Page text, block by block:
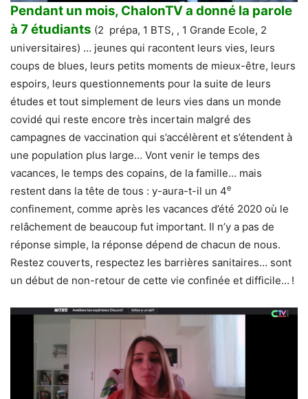
Pendant un mois, ChalonTV a donné la parole
à 7 étudiants (2 prépa, 1 BTS, , 1 Grande Ecole, 2
universitaires) … jeunes qui racontent leurs vies, leurs
coups de blues, leurs petits moments de mieux-être, leurs
espoirs, leurs questionnements pour la suite de leurs
études et tout simplement de leurs vies dans un monde
covidé qui reste encore très incertain malgré des
campagnes de vaccination qui s’accélèrent et s’étendent à
une population plus large… Vont venir le temps des
vacances, le temps des copains, de la famille… mais
restent dans la tête de tous : y-aura-t-il un 4e
confinement, comme après les vacances d’été 2020 où le
relâchement de beaucoup fut important. Il n’y a pas de
réponse simple, la réponse dépend de chacun de nous.
Restez couverts, respectez les barrières sanitaires… sont
un début de non-retour de cette vie confinée et difficile… !